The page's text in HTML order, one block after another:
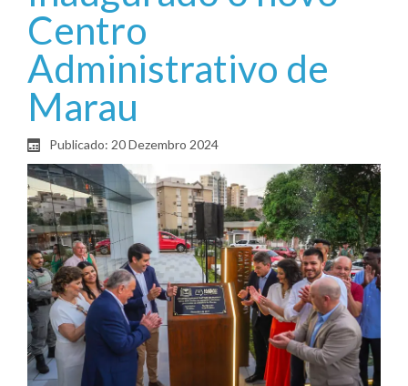
Centro
Administrativo de
Marau
Publicado: 20 Dezembro 2024